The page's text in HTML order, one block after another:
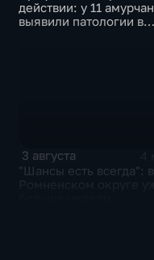
действии: у 11 амурчан
выявили патологии в
3 августа
"Шансы есть всегда": в